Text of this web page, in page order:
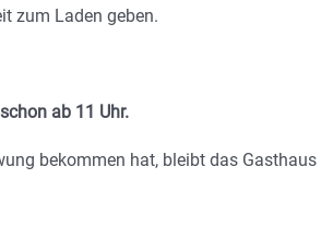
zum Laden geben.
ab 11 Uhr.
bekommen hat, bleibt das Gasthaus